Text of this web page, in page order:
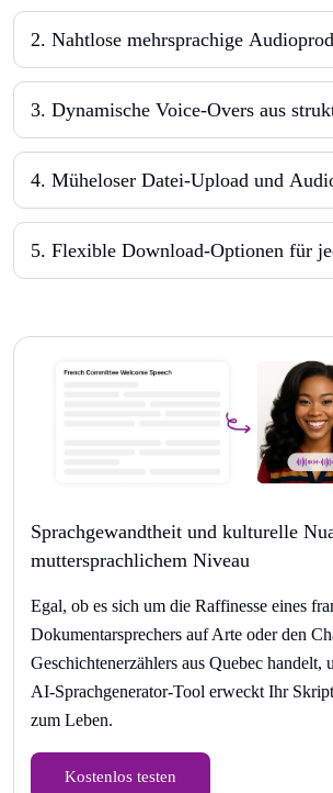
2. Nahtlose mehrsprachige
3. Dynamische Voice-Overs aus
4. Müheloser Datei-Upload und
5. Flexible Download-Optionen für
Sprachgewandtheit und kulturelle
muttersprachlichem Niveau
Egal, ob es sich um die Raffinesse eines
Dokumentarsprechers auf Arte oder den
Geschichtenerzählers aus Quebec handelt,
AI-Sprachgenerator-Tool erweckt Ihr
zum Leben.
Kostenlos testen